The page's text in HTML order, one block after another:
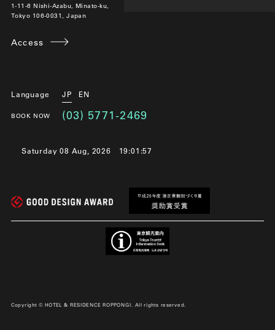
1-11-6 Nishi-Azabu, Minato-ku,
Tokyo 106-0031, Japan
Access
Language JP EN
BOOK NOW (03) 5771-2469
Saturday 08 Aug, 2026 19:01:58
Copyright © HOTEL & RESIDENCE ROPPONGI. All rights reserved.